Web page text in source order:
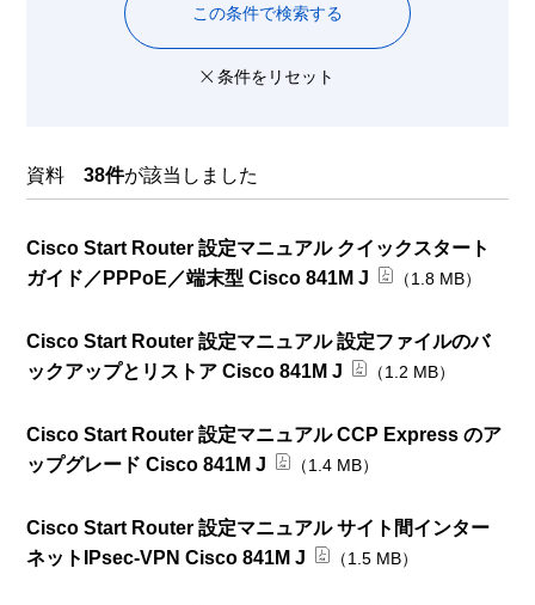
この条件で検索する
条件をリセット
資料38件が該当しました
Cisco Start Router 設定マニュアル クイックスタート
ガイド／PPPoE／端末型 Cisco 841M J
（1.8 MB）
Cisco Start Router 設定マニュアル 設定ファイルのバ
ックアップとリストア Cisco 841M J
（1.2 MB）
Cisco Start Router 設定マニュアル CCP Express のア
ップグレード Cisco 841M J
（1.4 MB）
Cisco Start Router 設定マニュアル サイト間インター
ネットIPsec-VPN Cisco 841M J
（1.5 MB）